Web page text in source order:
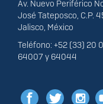
Av. Nuevo Periférico
José Tateposco, C.P.
Jalisco, México
Teléfono: +52 (33) 20
64007 y 64044